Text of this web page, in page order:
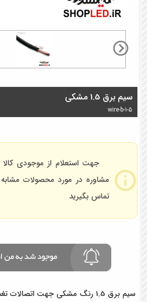
سیم برق 1.5 مشکی
wire-b-1-5
جهت استعلام از موجودی
مشاوره در مورد محصولات مشابه
تماس بگیرید
سیم برق 1.5 رنگ مشکی جهت اتصالات تغذیه تابلو روان